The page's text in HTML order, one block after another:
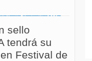
sello
tendrá su
Festival de